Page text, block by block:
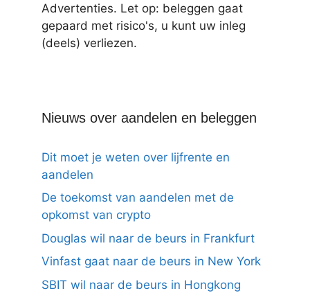
Advertenties. Let op: beleggen gaat
gepaard met risico's, u kunt uw inleg
(deels) verliezen.
Nieuws over aandelen en beleggen
Dit moet je weten over lijfrente en
aandelen
De toekomst van aandelen met de
opkomst van crypto
Douglas wil naar de beurs in Frankfurt
Vinfast gaat naar de beurs in New York
SBIT wil naar de beurs in Hongkong